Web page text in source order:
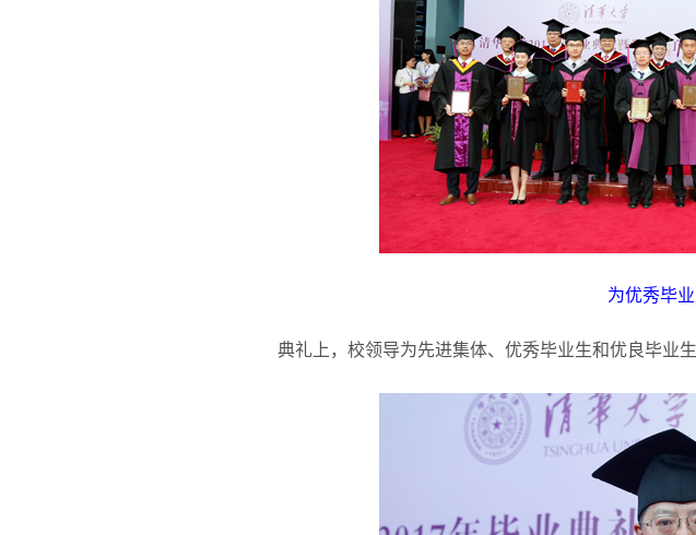
为优秀毕
典礼上，校领导为先进集体、优秀毕业生和优良毕业